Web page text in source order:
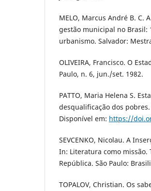
MELO, Marcus André B. C.
gestão municipal no Brasil:
urbanismo. Salvador:
OLIVEIRA, Francisco. O
Paulo, n. 6, jun./set. 1982.
PATTO, Maria Helena S.
desqualificação dos
Disponível em: https://
SEVCENKO, Nicolau. A
In: Literatura como missão.
República. São Paulo:
TOPALOV, Christian. Os